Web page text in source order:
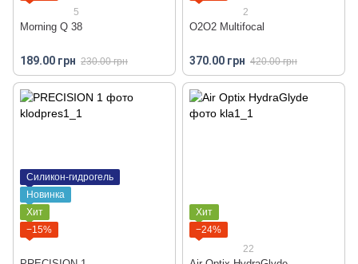
5
Morning Q 38
189.00 грн 230.00 грн
2
O2O2 Multifocal
370.00 грн 420.00 грн
Силикон-гидрогель
Новинка
Хит
−15%
Хит
−24%
22